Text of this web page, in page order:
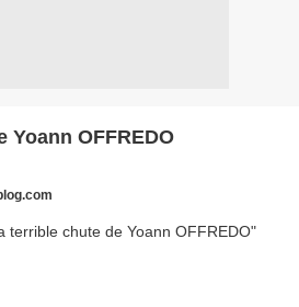
Yoann OFFREDO